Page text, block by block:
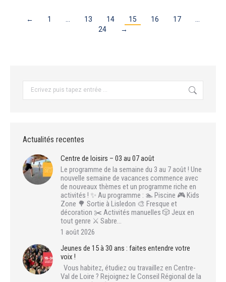
← 1 13 14 15 16 17
24
→
Actualités recentes
Centre de loisirs – 03 au 07 août
Le programme de la semaine du 3 au 7 août ! Une
nouvelle semaine de vacances commence avec
de nouveaux thèmes et un programme riche en
activités ! ✨ Au programme : 🏊 Piscine 🎮 Kids
Zone 🌳 Sortie à Lisledon 🎨 Fresque et
décoration ✂️ Activités manuelles 🎲 Jeux en
tout genre ⚔️ Sabre…
1 août 2026
Jeunes de 15 à 30 ans : faites entendre votre
voix !
Vous habitez, étudiez ou travaillez en Centre-
Val de Loire ? Rejoignez le Conseil Régional de la